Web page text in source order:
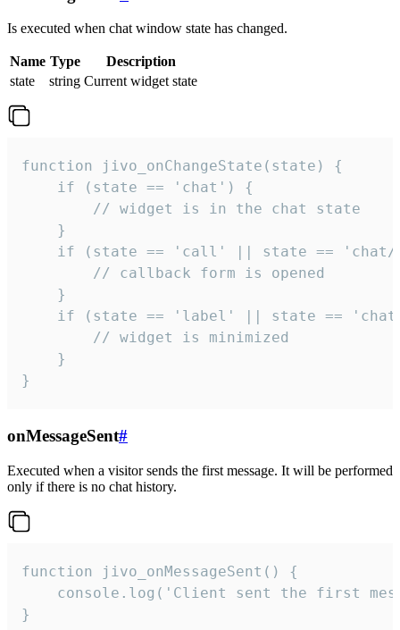
Is executed when chat window state has changed.
Name Type
Description
state
string Current widget state
function jivo_onChangeState(state) {
    if (state == 'chat') {
        // widget is in the chat state
    }
if (state == 'call' || state ==
        // callback form is opened
    }
if (state == 'label' || state ==
        // widget is minimized
    }
}
onMessageSent#
Executed when a visitor sends the first message. It will be performed
only if there is no chat history.
function jivo_onMessageSent() {
console.log('Client sent the first
}